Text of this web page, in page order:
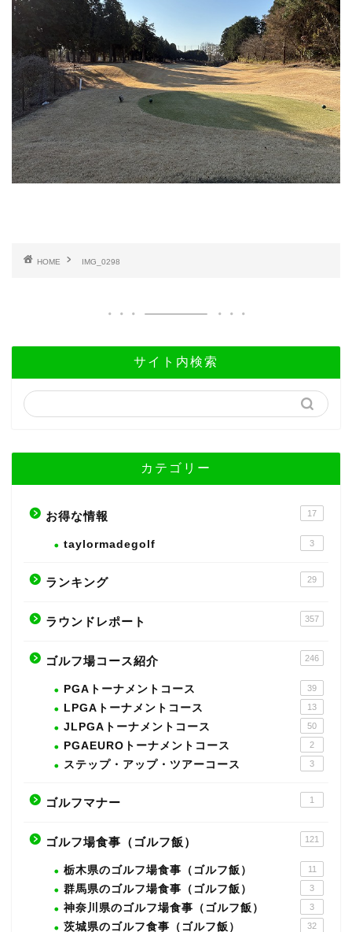
HOME IMG_0298
サイト内検索
カテゴリー
お得な情報 17
taylormadegolf 3
ランキング 29
ラウンドレポート 357
ゴルフ場コース紹介 246
PGAトーナメントコース 39
LPGAトーナメントコース 13
JLPGAトーナメントコース 50
PGAEUROトーナメントコース 2
ステップ・アップ・ツアーコース 3
ゴルフマナー 1
ゴルフ場食事（ゴルフ飯） 121
栃木県のゴルフ場食事（ゴルフ飯） 11
群馬県のゴルフ場食事（ゴルフ飯） 3
神奈川県のゴルフ場食事（ゴルフ飯） 3
茨城県のゴルフ食事（ゴルフ飯） 32